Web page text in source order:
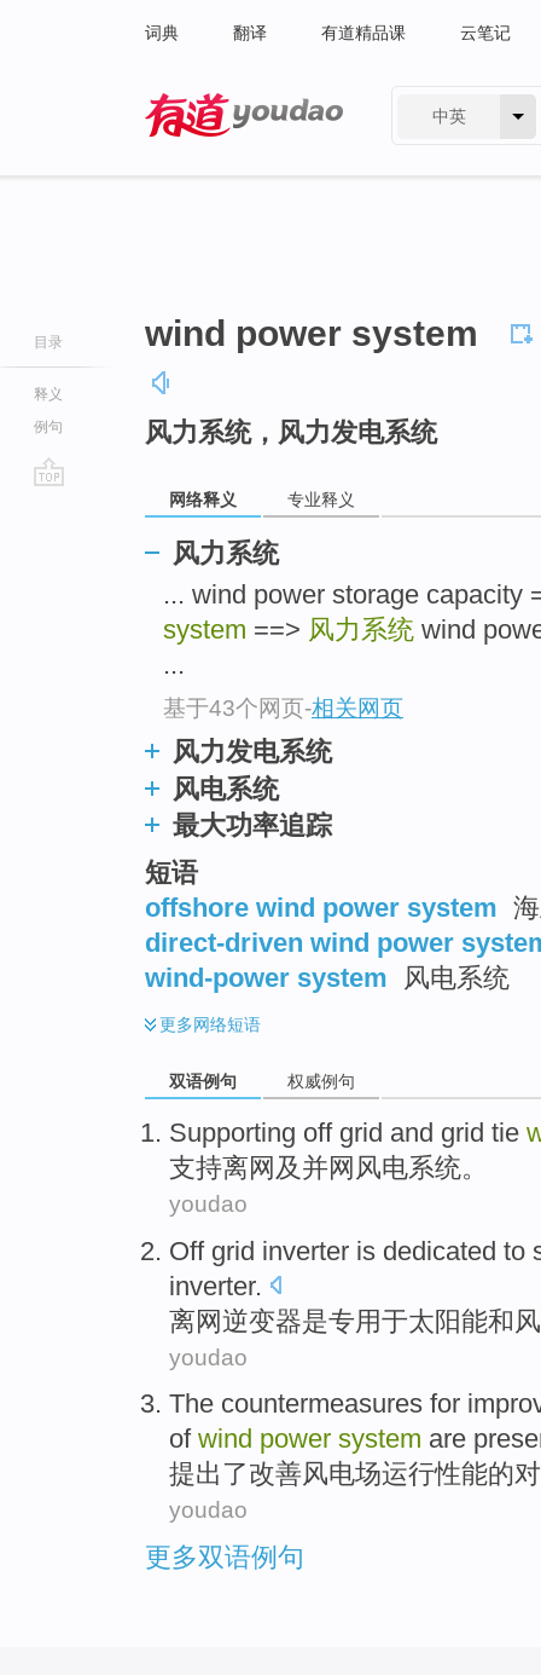
词典 翻译 有道精品课 云笔记
中英
目录
释义
例句
wind power system
风力系统，风力发电系统
网络释义 专业释义
风力系统
... wind power storage capacity
system ==> 风力系统 wind
...
基于43个网页-相关网页
风力发电系统
风电系统
最大功率追踪
短语
offshore wind power system
direct-driven wind power
wind-power system
风电系统
更多网络短语
双语例句 权威例句
Supporting off grid and grid tie
支持离网 及 并网 风电系统。
youdao
Off grid inverter is dedicated to
inverter.
离网逆变器是专用于太阳能和
youdao
The countermeasures for
of wind power system are
提出 了改善风电场运行性能的
youdao
更多双语例句